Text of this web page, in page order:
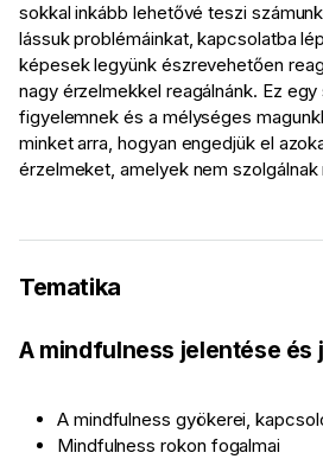
sokkal inkább lehetővé teszi
lássuk problémáinkat, kapcsolatba
képesek legyünk észrevehetően
nagy érzelmekkel reagálnánk. Ez egy
figyelemnek és a mélységes
minket arra, hogyan engedjük el
érzelmeket, amelyek nem szolgálnak
Tematika
A mindfulness jelentése és
A mindfulness gyökerei,
Mindfulness rokon fogalmai